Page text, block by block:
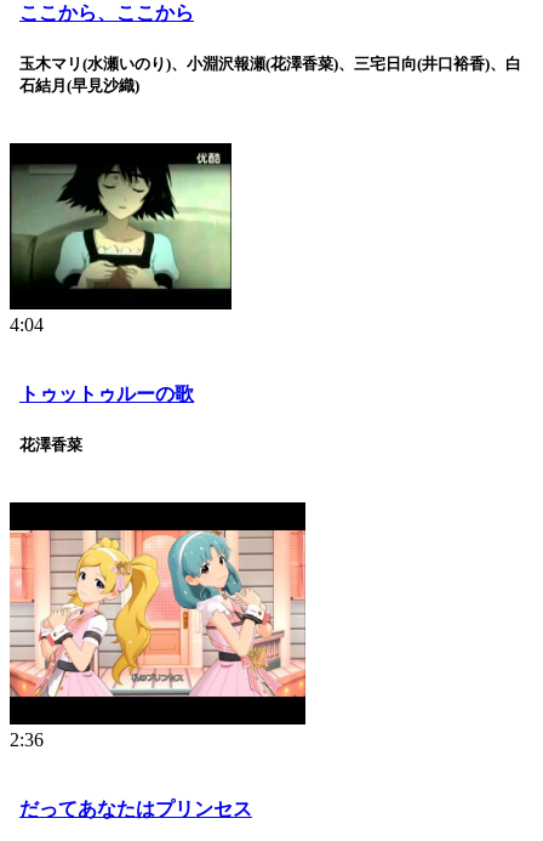
ここから、ここから
玉木マリ(水瀬いのり)、小淵沢報瀬(花澤香菜)、三宅日向(井口裕香)、白
石結月(早見沙織)
4:04
トゥットゥルーの歌
花澤香菜
2:36
だってあなたはプリンセス